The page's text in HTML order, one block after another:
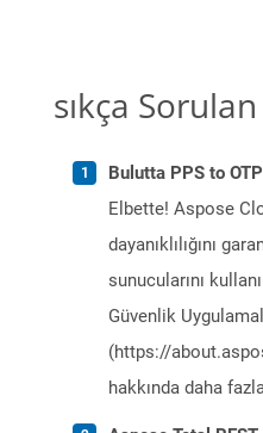
sıkça
Bulutta PPS to
Elbette! Aspose
dayanıklılığını
sunucularını
Güvenlik
(https://
hakkında daha